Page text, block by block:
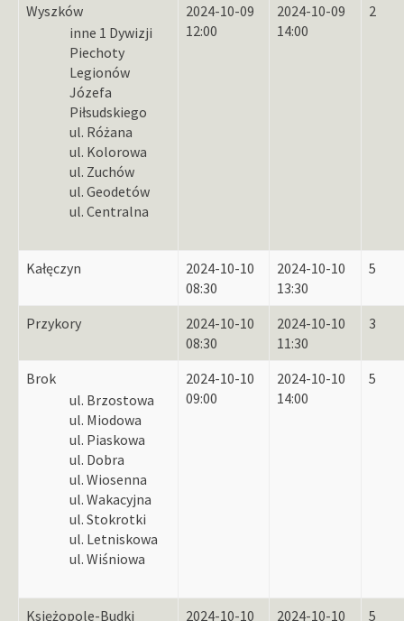
Wyszków
inne 1 Dywizji
Piechoty
Legionów
Józefa
Piłsudskiego
ul. Różana
ul. Kolorowa
ul. Zuchów
ul. Geodetów
ul. Centralna
2024-10-09
12:00
2024-10-09
14:00
2
Kałęczyn
2024-10-10
08:30
2024-10-10
13:30
5
Przykory
2024-10-10
08:30
2024-10-10
11:30
3
Brok
ul. Brzostowa
ul. Miodowa
ul. Piaskowa
ul. Dobra
ul. Wiosenna
ul. Wakacyjna
ul. Stokrotki
ul. Letniskowa
ul. Wiśniowa
2024-10-10
09:00
2024-10-10
14:00
5
Księżopole-Budki
2024-10-10
2024-10-10
5